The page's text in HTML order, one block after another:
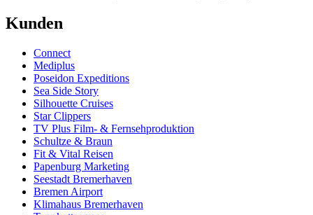
Kunden
Connect
Mediplus
Poseidon Expeditions
Sea Side Story
Silhouette Cruises
Star Clippers
TV Plus Film- & Fernsehproduktion
Schultze & Braun
Fit & Vital Reisen
Papenburg Marketing
Seestadt Bremerhaven
Bremen Airport
Klimahaus Bremerhaven